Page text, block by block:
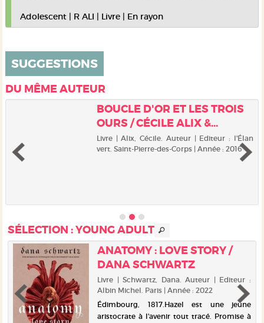
Adolescent | R ALI | Livre | En rayon
SUGGESTIONS
DU MÊME AUTEUR
BOUCLE D'OR ET LES TROIS
OURS / CÉCILE ALIX &...
Livre | Alix, Cécile. Auteur | Editeur : l'Élan
vert. Saint-Pierre-des-Corps | Année : 2016
SÉLECTION : YOUNG ADULT
ANATOMY : LOVE STORY /
DANA SCHWARTZ
Livre | Schwartz, Dana. Auteur | Editeur :
Albin Michel. Paris | Année : 2022
Édimbourg, 1817.Hazel est une jeune
aristocrate à l'avenir tout tracé. Promise à